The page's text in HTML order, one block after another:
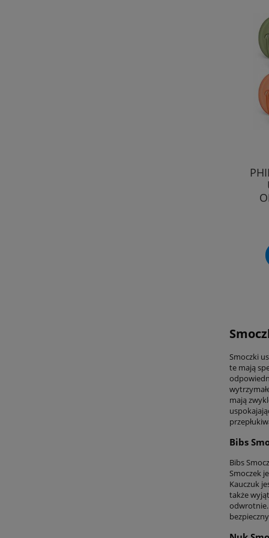
Smoczki
te mają
mają
Bibs
Bibs
Smoczek
Kauczuk
także
odwrotnie.